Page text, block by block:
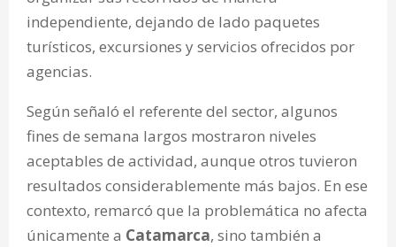
independiente, dejando de lado paquetes
turísticos, excursiones y servicios ofrecidos por
agencias.
Según señaló el referente del sector, algunos
fines de semana largos mostraron niveles
aceptables de actividad, aunque otros tuvieron
resultados considerablemente más bajos. En ese
contexto, remarcó que la problemática no afecta
únicamente a Catamarca, sino también a